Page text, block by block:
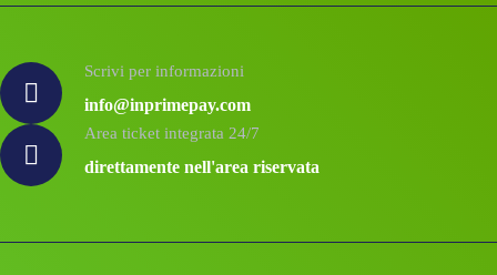
Scrivi per informazioni
info@inprimepay.com
Area ticket integrata 24/7
direttamente nell'area riservata